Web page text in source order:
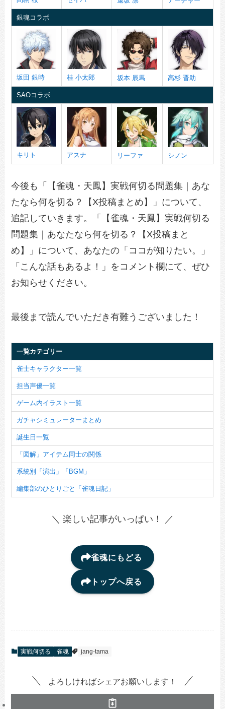
銀魂コラボ
坂田 銀時 桂 小太郎 坂本 辰馬 高杉 晋助
SAOコラボ
キリト アスナ リーファ シノン
今後も「【雀魂・天鳳】実戦何切る問題集｜あな
たなら何を切る？【X投稿まとめ】」について、
追記していきます。「【雀魂・天鳳】実戦何切る
問題集｜あなたなら何を切る？【X投稿まと
め】」について、あなたの「ココが知りたい。」
「こんな話もあるよ！」をコメント欄にて、ぜひ
お知らせください。
最後まで読んでいただき有難うございました！
一覧カテゴリー
雀士キャラクター一覧
担当声優一覧
ゲーム内イラスト一覧
ガチャシミュレーターまとめ
誕生日一覧
「図解」アイテム同士の関係
系統別「演出」「BGM」
編集部のひとりごと「雀魂日記」
＼ 楽しい記事がいっぱい！ ／
雀魂にもどる
トップへ戻る
実戦何切る 雀魂 jang-tama
よろしければシェアお願いします！